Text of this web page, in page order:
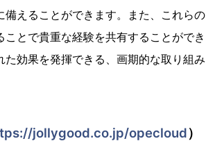
えることができます。また、これらの
とで貴重な経験を共有することができ
た効果を発揮できる、画期的な取り組み
jollygood.co.jp/opecloud）